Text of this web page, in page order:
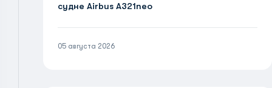
судне Airbus A321neo
05 августа 2026